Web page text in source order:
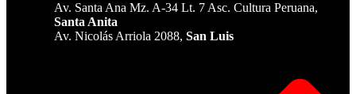
Av. Santa Ana Mz. A-34 Lt. 7 Asc. Cultura Peruana,
Santa Anita
Av. Nicolás Arriola 2088, San Luis